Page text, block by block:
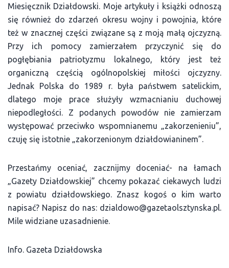
Miesięcznik Działdowski. Moje artykuły i książki odnoszą
się również do zdarzeń okresu wojny i powojnia, które
też w znacznej części związane są z moją małą ojczyzną.
Przy ich pomocy zamierzałem przyczynić się do
pogłębiania patriotyzmu lokalnego, który jest też
organiczną częścią ogólnopolskiej miłości ojczyzny.
Jednak Polska do 1989 r. była państwem satelickim,
dlatego moje prace służyły wzmacnianiu duchowej
niepodległości. Z podanych powodów nie zamierzam
występować przeciwko wspomnianemu „zakorzenieniu”,
czuję się istotnie „zakorzenionym działdowianinem”.
Przestańmy oceniać, zacznijmy doceniać- na łamach
„Gazety Działdowskiej” chcemy pokazać ciekawych ludzi
z powiatu działdowskiego. Znasz kogoś o kim warto
napisać? Napisz do nas: dzialdowo@gazetaolsztynska.pl.
Mile widziane uzasadnienie.
Info. Gazeta Działdowska